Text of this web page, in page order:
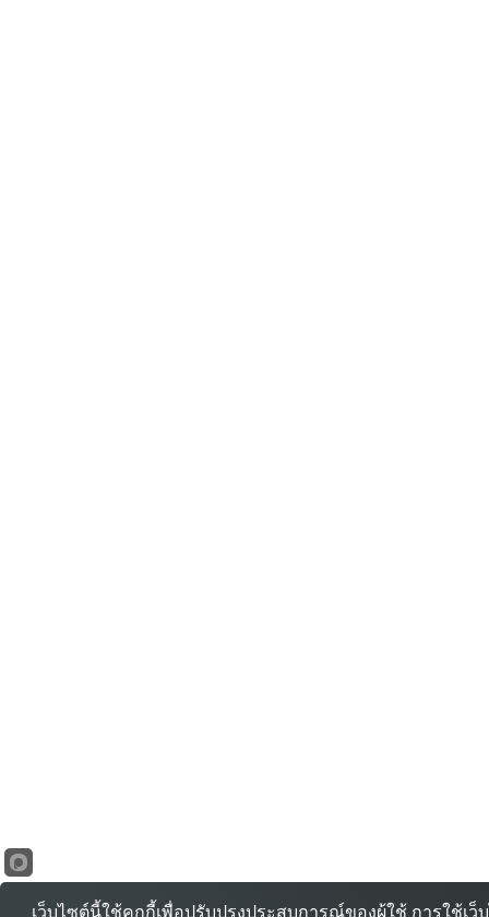
เว็บไซต์นี้ใช้คุกกี้เพื่อปรับปรุงประสบการณ์ของผู้ใช้ การใช้